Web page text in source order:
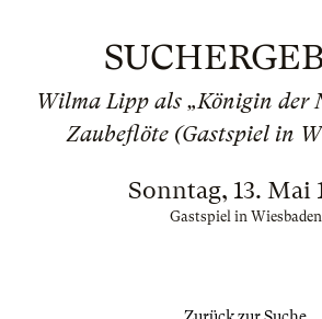
Wilma Lipp als „Königin der
Zaubeflöte (Gastspiel in
Sonntag, 13. Mai
Gastspiel in Wiesbaden